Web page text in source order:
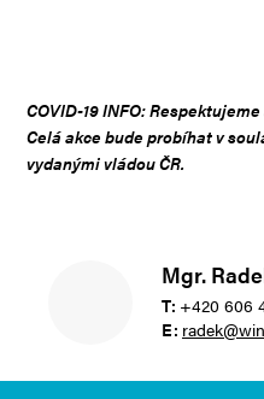
COVID-19 INFO:
Celá akce bude probíhat v
vydanými vládou ČR.
Mgr.
T: +420 606
E: